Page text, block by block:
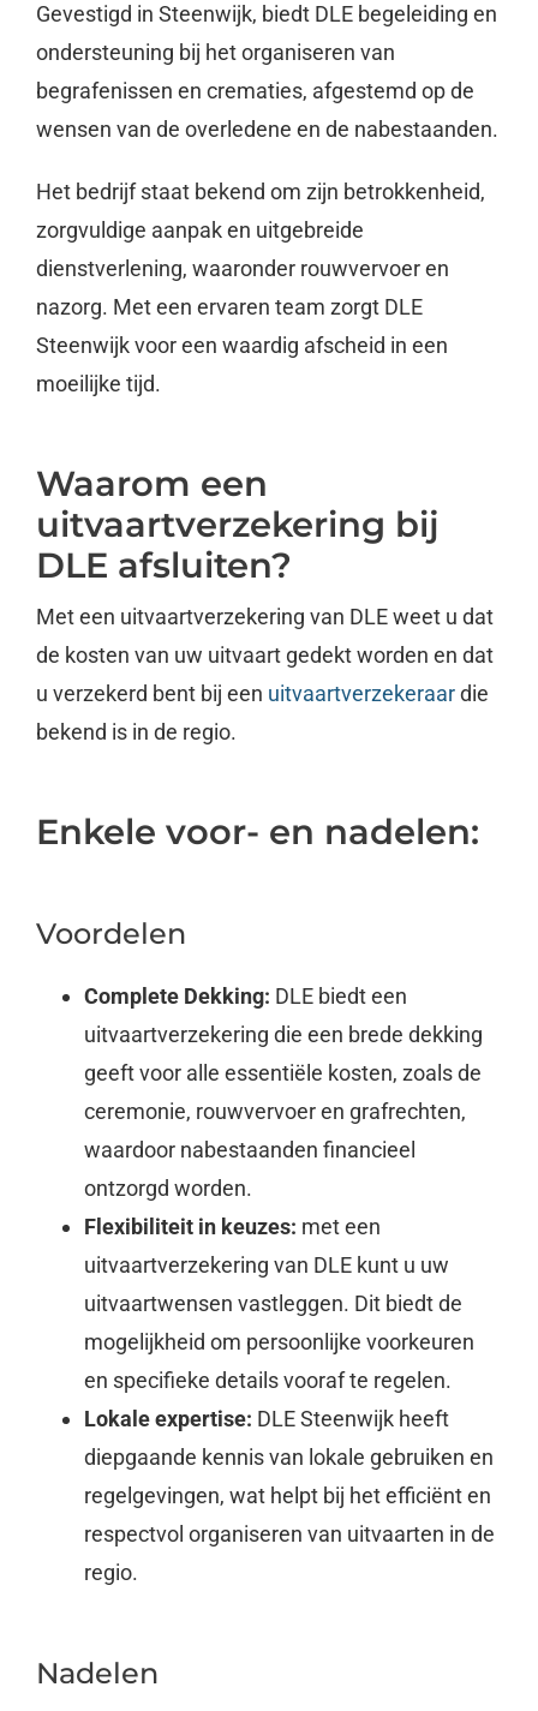
Gevestigd in Steenwijk, biedt DLE begeleiding en
ondersteuning bij het organiseren van
begrafenissen en crematies, afgestemd op de
wensen van de overledene en de nabestaanden.
Het bedrijf staat bekend om zijn betrokkenheid,
zorgvuldige aanpak en uitgebreide
dienstverlening, waaronder rouwvervoer en
nazorg. Met een ervaren team zorgt DLE
Steenwijk voor een waardig afscheid in een
moeilijke tijd.
Waarom een
uitvaartverzekering bij
DLE afsluiten?
Met een uitvaartverzekering van DLE weet u dat
de kosten van uw uitvaart gedekt worden en dat
u verzekerd bent bij een uitvaartverzekeraardie
bekend is in de regio.
Enkele voor- en nadelen:
Voordelen
Complete Dekking: DLE biedt een
uitvaartverzekering die een brede dekking
geeft voor alle essentiële kosten, zoals de
ceremonie, rouwvervoer en grafrechten,
waardoor nabestaanden financieel
ontzorgd worden.
Flexibiliteit in keuzes: met een
uitvaartverzekering van DLE kunt u uw
uitvaartwensen vastleggen. Dit biedt de
mogelijkheid om persoonlijke voorkeuren
en specifieke details vooraf te regelen.
Lokale expertise: DLE Steenwijk heeft
diepgaande kennis van lokale gebruiken en
regelgevingen, wat helpt bij het efficiënt en
respectvol organiseren van uitvaarten in de
regio.
Nadelen